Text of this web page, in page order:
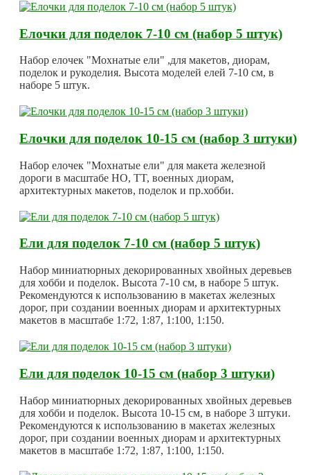
Елочки для поделок 7-10 см (набор 5 штук)
Набор елочек "Мохнатые ели" ,для макетов, диорам,
поделок и рукоделия. Высота моделей елей 7-10 см, в
наборе 5 штук.
Елочки для поделок 10-15 см (набор 3 штуки)
Набор елочек "Мохнатые ели" для макета железной
дороги в масштабе HO, TT, военных диорам,
архитектурных макетов, поделок и пр.хобби.
Ели для поделок 7-10 см (набор 5 штук)
Набор миниатюрных декорированных хвойных деревьев
для хобби и поделок. Высота 7-10 см, в наборе 5 штук.
Рекомендуются к использованию в макетах железных
дорог, при создании военных диорам и архитектурных
макетов в масштабе 1:72, 1:87, 1:100, 1:150.
Ели для поделок 10-15 см (набор 3 штуки)
Набор миниатюрных декорированных хвойных деревьев
для хобби и поделок. Высота 10-15 см, в наборе 3 штуки.
Рекомендуются к использованию в макетах железных
дорог, при создании военных диорам и архитектурных
макетов в масштабе 1:72, 1:87, 1:100, 1:150.